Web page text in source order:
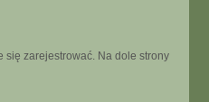
się zarejestrować. Na dole strony